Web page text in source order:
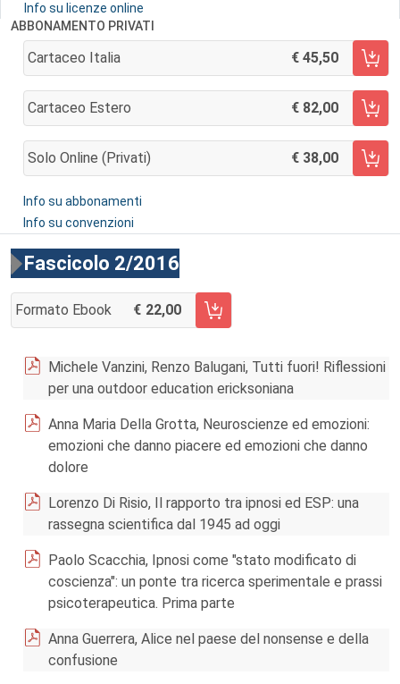
Info su licenze online
ABBONAMENTO PRIVATI
Cartaceo Italia 45,50
AGGIUNGI AL CARRELLO
Cartaceo Estero 82,00
AGGIUNGI AL CARRELLO
Solo Online (privati) 38,00
AGGIUNGI AL CARRELLO
Info su abbonamenti
Info su convenzioni
Fascicolo 2/2016
Formato Ebook 22,00
AGGIUNGI AL CARRELLO FASCICOLO 2/2016
Michele Vanzini, Renzo Balugani, Tutti fuori! Riflessioni
per una outdoor education ericksoniana
Anna Maria Della Grotta, Neuroscienze ed emozioni:
emozioni che danno piacere ed emozioni che danno
dolore
Lorenzo Di Risio, Il rapporto tra ipnosi ed ESP: una
rassegna scientifica dal 1945 ad oggi
Paolo Scacchia, Ipnosi come "stato modificato di
coscienza": un ponte tra ricerca sperimentale e prassi
psicoterapeutica. Prima parte
Anna Guerrera, Alice nel paese del nonsense e della
confusione